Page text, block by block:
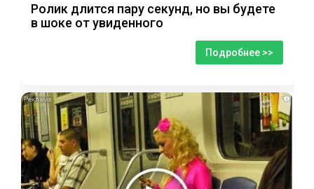
Ролик длится пару секунд, но вы будете
в шоке от увиденного
Подробнее >>
i